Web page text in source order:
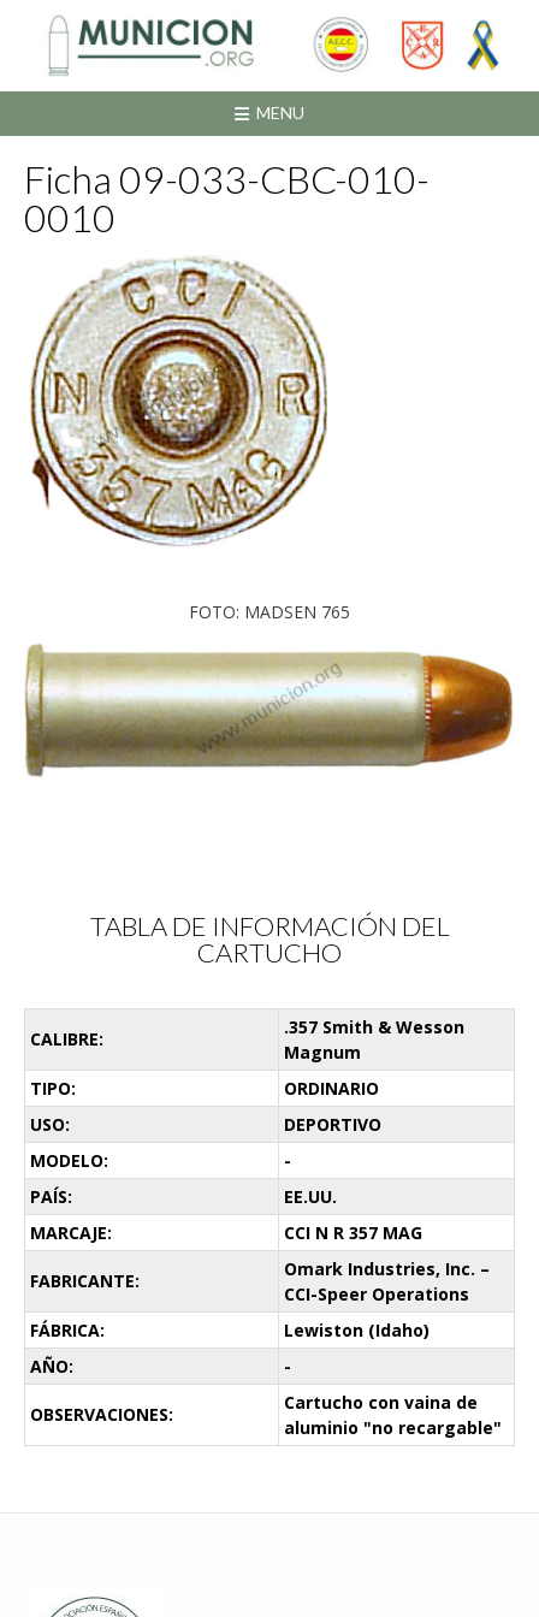
contenido
MENU
Ficha 09-033-CBC-010-
0010
FOTO: MADSEN 765
TABLA DE INFORMACIÓN DEL
CARTUCHO
CALIBRE:
.357 Smith & Wesson
Magnum
TIPO:
ORDINARIO
USO:
DEPORTIVO
MODELO:
-
PAÍS:
EE.UU.
MARCAJE:
CCI N R 357 MAG
FABRICANTE:
Omark Industries, Inc. –
CCI-Speer Operations
FÁBRICA:
Lewiston (Idaho)
AÑO:
-
OBSERVACIONES:
Cartucho con vaina de
aluminio "no recargable"